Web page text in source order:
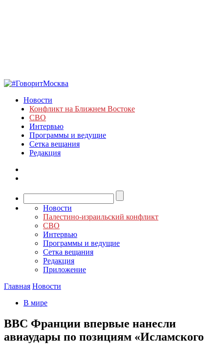
Новости
Конфликт на Ближнем Востоке
СВО
Интервью
Программы и ведущие
Сетка вещания
Редакция
Новости
Палестино-израильский конфликт
СВО
Интервью
Программы и ведущие
Сетка вещания
Редакция
Приложение
Главная Новости
В мире
ВВС Франции впервые нанесли
авиаудары по позициям «Исламского